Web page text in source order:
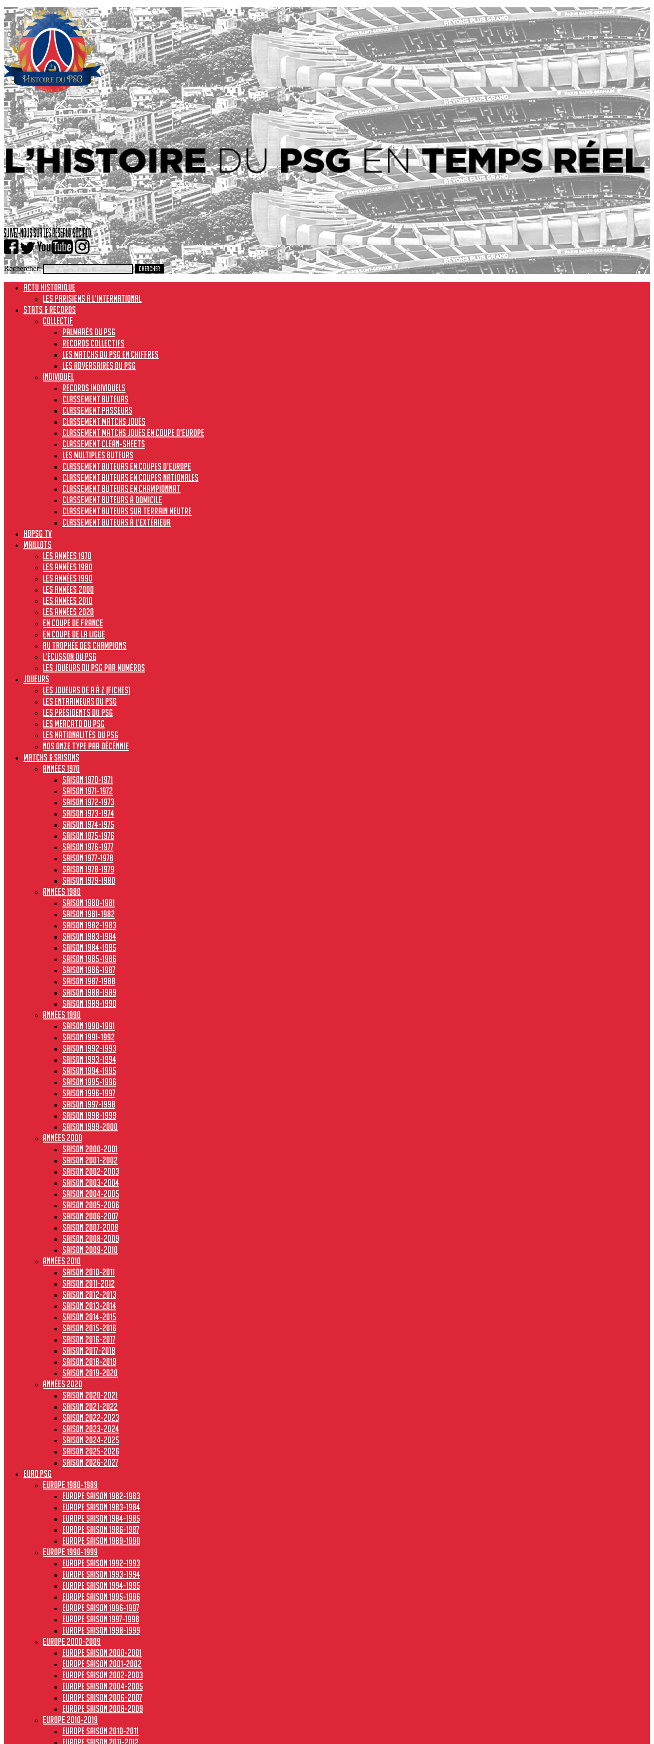
Rechercher:
ACTU HISTORIQUE
Les Parisiens à l’international
STATS & RECORDS
Collectif
Palmarès du PSG
Records collectifs
Les matchs du PSG en chiffres
Les adversaires du PSG
Individuel
Records individuels
Classement buteurs
Classement passeurs
Classement matchs joués
Classement matchs joués en Coupe d’Europe
Classement clean-sheets
Les multiples buteurs
Classement buteurs en coupes d’Europe
Classement buteurs en coupes nationales
Classement buteurs en championnat
Classement buteurs à domicile
Classement buteurs sur terrain neutre
Classement buteurs à l’extérieur
HdPSG TV
MAILLOTS
Les années 1970
Les années 1980
Les années 1990
Les années 2000
Les années 2010
Les années 2020
En Coupe de France
En Coupe de la Ligue
Au Trophée des Champions
L’écusson du PSG
Les joueurs du PSG par numéros
JOUEURS
Les joueurs de A à Z (fiches)
Les entraineurs du PSG
Les présidents du PSG
Les Mercato du PSG
Les nationalités du PSG
Nos onze type par décénnie
MATCHS & SAISONS
Années 1970
Saison 1970-1971
Saison 1971-1972
Saison 1972-1973
Saison 1973-1974
Saison 1974-1975
Saison 1975-1976
Saison 1976-1977
Saison 1977-1978
Saison 1978-1979
Saison 1979-1980
Années 1980
Saison 1980-1981
Saison 1981-1982
Saison 1982-1983
Saison 1983-1984
Saison 1984-1985
Saison 1985-1986
Saison 1986-1987
Saison 1987-1988
Saison 1988-1989
Saison 1989-1990
Années 1990
Saison 1990-1991
Saison 1991-1992
Saison 1992-1993
Saison 1993-1994
Saison 1994-1995
Saison 1995-1996
Saison 1996-1997
Saison 1997-1998
Saison 1998-1999
Saison 1999-2000
Années 2000
Saison 2000-2001
Saison 2001-2002
Saison 2002-2003
Saison 2003-2004
Saison 2004-2005
Saison 2005-2006
Saison 2006-2007
Saison 2007-2008
Saison 2008-2009
Saison 2009-2010
Années 2010
Saison 2010-2011
Saison 2011-2012
Saison 2012-2013
Saison 2013-2014
Saison 2014-2015
Saison 2015-2016
Saison 2016-2017
Saison 2017-2018
Saison 2018-2019
Saison 2019-2020
Années 2020
Saison 2020-2021
Saison 2021-2022
Saison 2022-2023
Saison 2023-2024
Saison 2024-2025
Saison 2025-2026
Saison 2026-2027
Euro PSG
Europe 1980-1989
Europe saison 1982-1983
Europe Saison 1983-1984
Europe saison 1984-1985
Europe saison 1986-1987
Europe saison 1989-1990
Europe 1990-1999
Europe saison 1992-1993
Europe saison 1993-1994
Europe saison 1994-1995
Europe saison 1995-1996
Europe saison 1996-1997
Europe Saison 1997-1998
Europe saison 1998-1999
Europe 2000-2009
Europe saison 2000-2001
Europe saison 2001-2002
Europe saison 2002-2003
Europe saison 2004-2005
Europe saison 2006-2007
Europe saison 2008-2009
Europe 2010-2019
Europe saison 2010-2011